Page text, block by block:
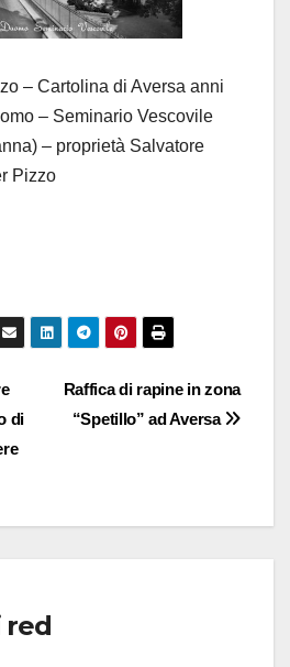
– Cartolina di Aversa anni
– Seminario Vescovile
– proprietà Salvatore
Pizzo
Raffica di rapine in zona
“Spetillo” ad Aversa
di
red